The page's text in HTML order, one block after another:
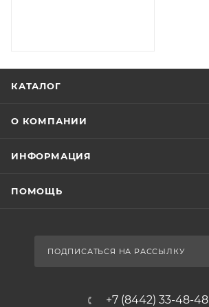
КАТАЛОГ
О КОМПАНИИ
ИНФОРМАЦИЯ
ПОМОЩЬ
ПОДПИСАТЬСЯ НА РАССЫЛКУ
+7 (8442) 33-48-48